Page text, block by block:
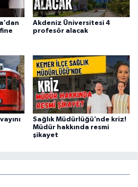
Akdeniz Üniversitesi 4
profesör alacak
Sağlık Müdürlüğü’nde kriz!
Müdür hakkında resmi
şikayet